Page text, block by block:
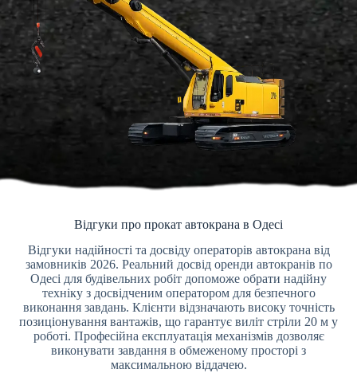
Відгуки про прокат автокрана в Одесі
Відгуки надійності та досвіду операторів автокрана від
замовників 2026. Реальний досвід оренди автокранів по
Одесі для будівельних робіт допоможе обрати надійну
техніку з досвідченим оператором для безпечного
виконання завдань. Клієнти відзначають високу точність
позиціонування вантажів, що гарантує виліт стріли 20 м у
роботі. Професійна експлуатація механізмів дозволяє
виконувати завдання в обмеженому просторі з
максимальною віддачею.